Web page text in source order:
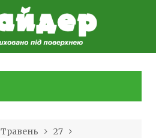
Травень
27